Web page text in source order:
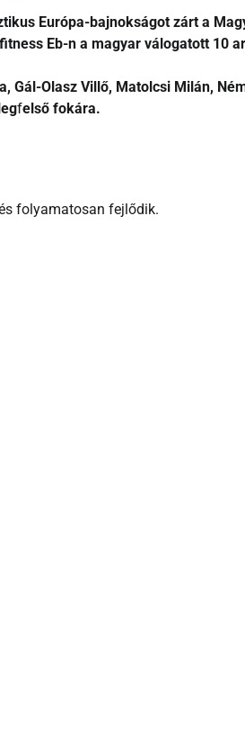
Európa-bajnokságot zárt a
Eb-n a magyar válogatott 10
Gál-Olasz Villő, Matolcsi Milán,
felső fokára.
folyamatosan fejlődik.